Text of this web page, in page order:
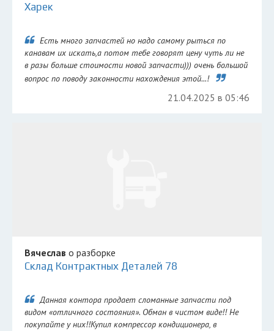
Харек
Есть много запчастей но надо самому рыться по
канавам их искать,а потом тебе говорят цену чуть ли не
в разы больше стоимости новой запчасти))) очень большой
вопрос по поводу законности нахождения этой...!
21.04.2025 в 05:46
Вячеслав о разборке
Склад Контрактных Деталей 78
Данная контора продает сломанные запчасти под
видом «отличного состояния». Обман в чистом виде!! Не
покупайте у них!!Купил компрессор кондиционера, в